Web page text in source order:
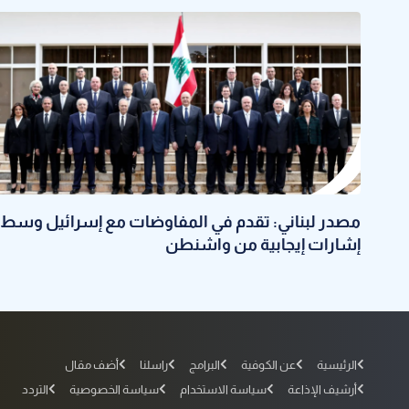
مصدر لبناني: تقدم في المفاوضات مع إسرائيل وسط
إشارات إيجابية من واشنطن
الرئيسية عن الكوفية البرامج راسلنا
أضف مقال
أرشيف الإذاعة
سياسة الاستخدام سياسة الخصوصية التردد